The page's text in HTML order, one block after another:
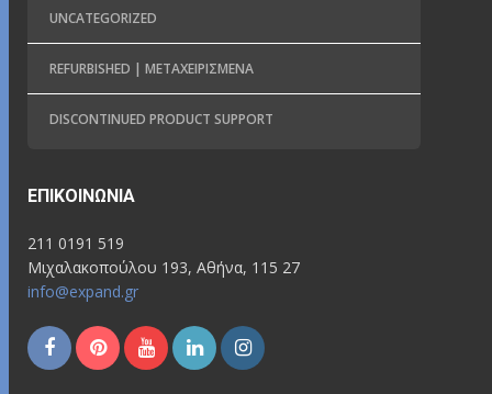
UNCATEGORIZED
REFURBISHED | ΜΕΤΑΧΕΙΡΙΣΜΈΝΑ
DISCONTINUED PRODUCT SUPPORT
ΕΠΙΚΟΙΝΩΝΊΑ
211 0191 519
Μιχαλακοπούλου 193, Αθήνα, 115 27
info@expand.gr